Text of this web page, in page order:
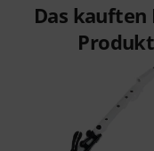
Das kauften